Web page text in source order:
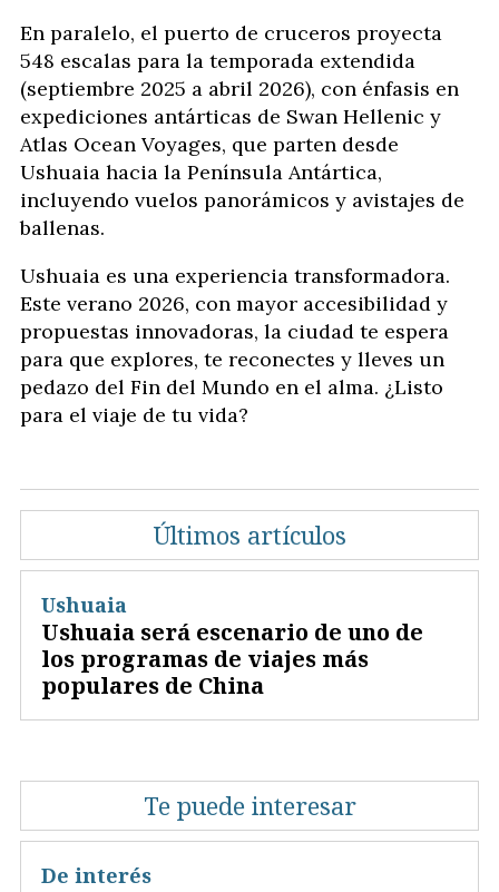
En paralelo, el puerto de cruceros proyecta
548 escalas para la temporada extendida
(septiembre 2025 a abril 2026), con énfasis en
expediciones antárticas de Swan Hellenic y
Atlas Ocean Voyages, que parten desde
Ushuaia hacia la Península Antártica,
incluyendo vuelos panorámicos y avistajes de
ballenas.
Ushuaia es una experiencia transformadora.
Este verano 2026, con mayor accesibilidad y
propuestas innovadoras, la ciudad te espera
para que explores, te reconectes y lleves un
pedazo del Fin del Mundo en el alma. ¿Listo
para el viaje de tu vida?
Últimos artículos
Ushuaia será escenario de uno de
los programas de viajes más
populares de China
Ushuaia
Te puede interesar
De interés